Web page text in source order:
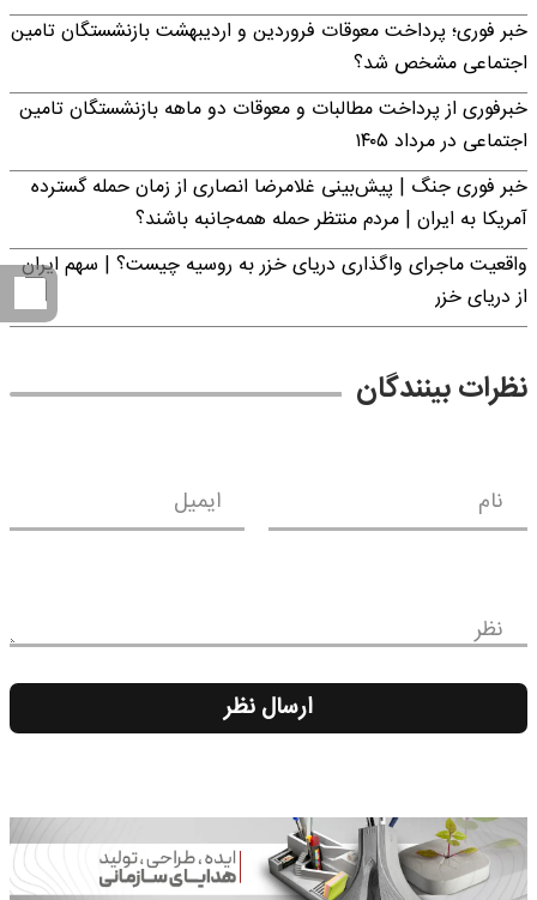
خبر فوری؛ پرداخت معوقات فروردین و اردیبهشت بازنشستگان تامین
اجتماعی مشخص شد؟
خبرفوری از پرداخت مطالبات و معوقات دو ماهه بازنشستگان تامین
اجتماعی در مرداد ۱۴۰۵
خبر فوری جنگ | پیش‌بینی غلامرضا انصاری از زمان حمله گسترده
آمریکا به ایران | مردم منتظر حمله همه‌جانبه باشند؟
واقعیت ماجرای واگذاری دریای خزر به روسیه چیست؟ | سهم ایران
از دریای خزر
نظرات بینندگان
نام ایمیل
نظر
ارسال نظر